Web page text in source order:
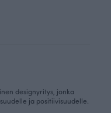
designyritys, jonka
ja positiivisuudelle.